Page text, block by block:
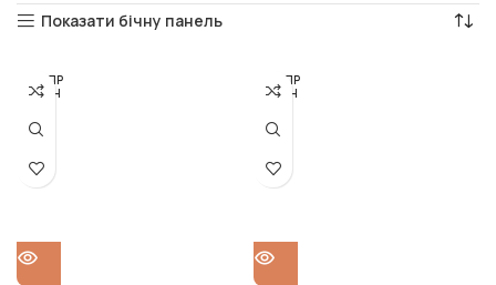
Показати бічну панель
РОЗПР
ОДАН
РОЗПР
ОДАН